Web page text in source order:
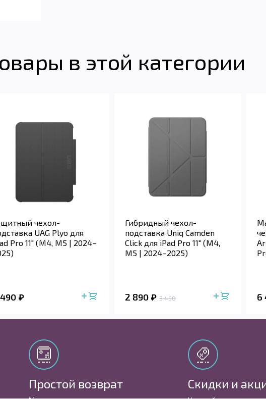
в этой категории
чехол-
UAG Plyo для
Pro 11" (M4, M5 | 2024–
Гибридный чехол-
подставка Uniq Camden
Click для iPad Pro 11" (M4,
M5 | 2024–2025)
2 890 3 490 6
Простой возврат Скидки и